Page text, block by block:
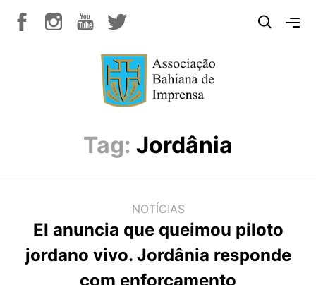
Tag: Jordânia
NOTÍCIAS
EI anuncia que queimou piloto
jordano vivo. Jordânia responde
com enforcamento